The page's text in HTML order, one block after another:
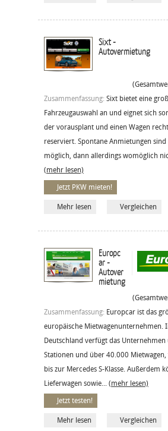
Sixt -
Autovermietung
Zusammenfassung: Sixt bietet eine
Fahrzeugauswahl an und eignet sich
der vorausplant und einen Wagen
reserviert. Spontane Anmietungen sind
möglich, dann allerdings womöglich
(mehr lesen)
Jetzt PKW mieten!
Mehr lesen Vergleichen
Europc
ar -
Autover
mietung
Zusammenfassung: Europcar ist das
europäische Mietwagenunternehmen.
Deutschland verfügt das Unternehmen
Stationen und über 40.000
bis zur Mercedes S-Klasse. Außerdem
Lieferwagen sowie... (mehr lesen)
Jetzt testen!
Mehr lesen Vergleichen